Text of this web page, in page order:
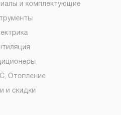
и комплектующие
Отопление
и скидки